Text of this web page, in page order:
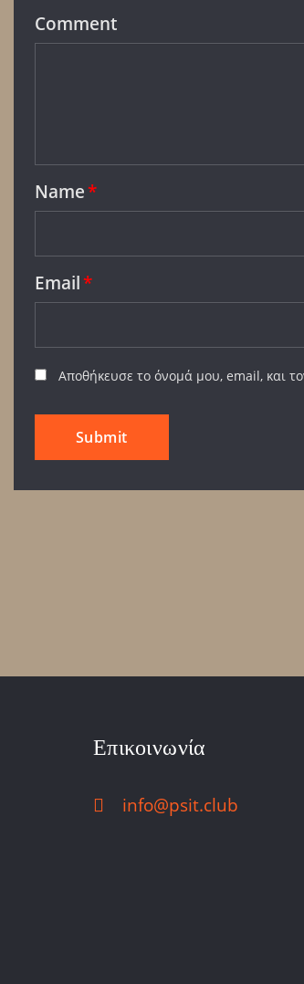
Comment
Name*
Email*
Αποθήκευσε το όνομά μου, email, και
Επικοινωνία
info@psit.club